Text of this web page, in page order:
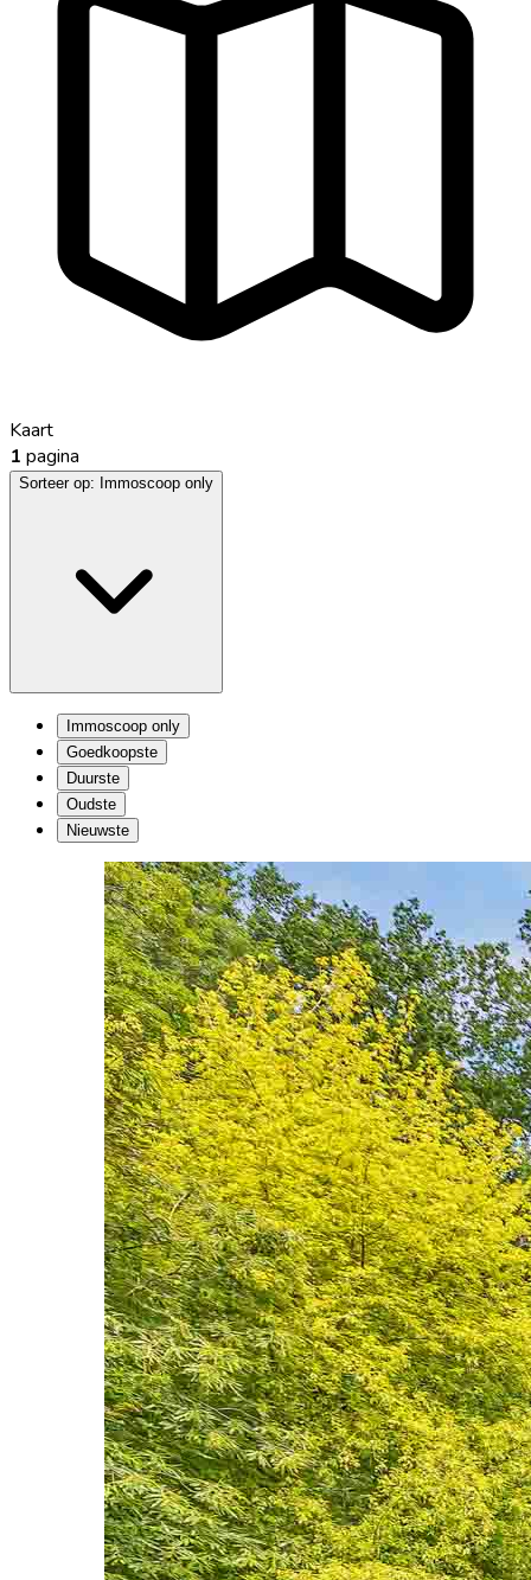
Kaart
1 pagina
Sorteer op: Immoscoop only
Immoscoop only
Goedkoopste
Duurste
Oudste
Nieuwste